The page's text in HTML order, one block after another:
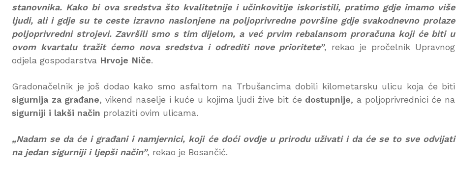
stanovnika. Kako bi ova sredstva što kvalitetnije i učinkovitije iskoristili, pratimo gdje imamo više
ljudi, ali i gdje su te ceste izravno naslonjene na poljoprivredne površine gdje svakodnevno prolaze
poljoprivredni strojevi. Završili smo s tim dijelom, a već prvim rebalansom proračuna koji će biti u
ovom kvartalu tražit ćemo nova sredstva i odrediti nove prioritete”, rekao je pročelnik Upravnog
odjela gospodarstva Hrvoje Niče.
Gradonačelnik je još dodao kako smo asfaltom na Trbušancima dobili kilometarsku ulicu koja će biti
sigurnija za građane, vikend naselje i kuće u kojima ljudi žive bit će dostupnije, a poljoprivrednici će na
sigurniji i lakši način prolaziti ovim ulicama.
„Nadam se da će i građani i namjernici, koji će doći ovdje u prirodu uživati i da će se to sve odvijati
na jedan sigurniji i ljepši način”, rekao je Bosančić.